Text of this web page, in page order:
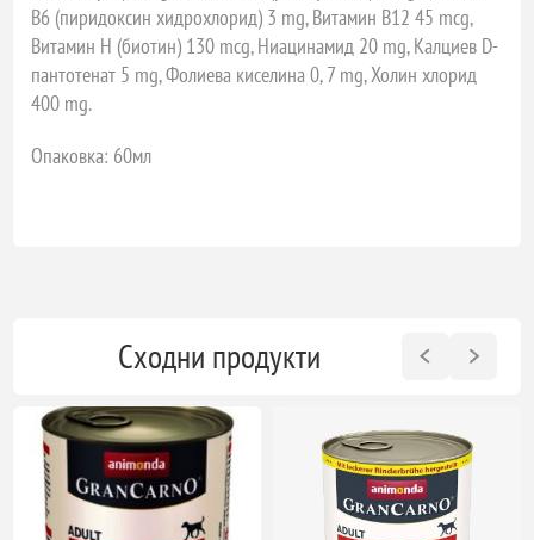
B6 (пиридоксин хидрохлорид) 3 mg, Витамин B12 45 mcg,
Витамин Н (биотин) 130 mcg, Ниацинамид 20 mg, Калциев D-
пантотенат 5 mg, Фолиева киселина 0, 7 mg, Холин хлорид
400 mg.
Опаковка: 60мл
Сходни продукти